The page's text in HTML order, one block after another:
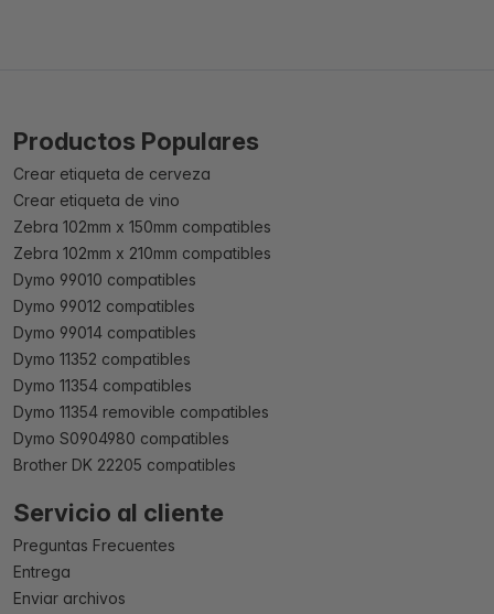
Productos Populares
Crear etiqueta de cerveza
Crear etiqueta de vino
Zebra 102mm x 150mm compatibles
Zebra 102mm x 210mm compatibles
Dymo 99010 compatibles
Dymo 99012 compatibles
Dymo 99014 compatibles
Dymo 11352 compatibles
Dymo 11354 compatibles
Dymo 11354 removible compatibles
Dymo S0904980 compatibles
Brother DK 22205 compatibles
Servicio al cliente
Preguntas Frecuentes
Entrega
Enviar archivos